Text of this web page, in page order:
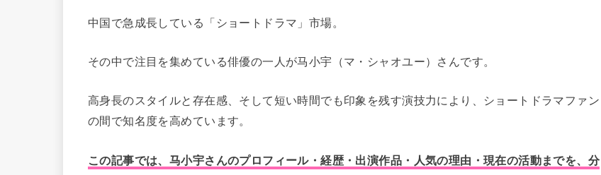
中国で急成長している「ショートドラマ」市場。
その中で注目を集めている俳優の一人が马小宇（マ・シャオユー）さんです。
高身長のスタイルと存在感、そして短い時間でも印象を残す演技力により、ショートドラマファン
の間で知名度を高めています。
この記事では、马小宇さんのプロフィール・経歴・出演作品・人気の理由・現在の活動までを、分